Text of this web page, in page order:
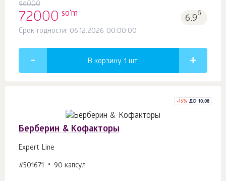
96000
72000 so'm 6.9б.
Срок годности: 06.12.2026 00:00:00
В корзину 1 шт.
-15% ДО 10.08
Берберин & Кофакторы
Expert Line
#501671 90 капсул